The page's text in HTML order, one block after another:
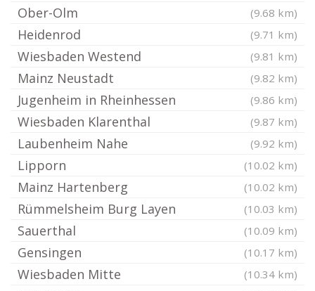
Ober-Olm (9.68 km)
Heidenrod (9.71 km)
Wiesbaden Westend (9.81 km)
Mainz Neustadt (9.82 km)
Jugenheim in Rheinhessen (9.86 km)
Wiesbaden Klarenthal (9.87 km)
Laubenheim Nahe (9.92 km)
Lipporn (10.02 km)
Mainz Hartenberg (10.02 km)
Rümmelsheim Burg Layen (10.03 km)
Sauerthal (10.09 km)
Gensingen (10.17 km)
Wiesbaden Mitte (10.34 km)